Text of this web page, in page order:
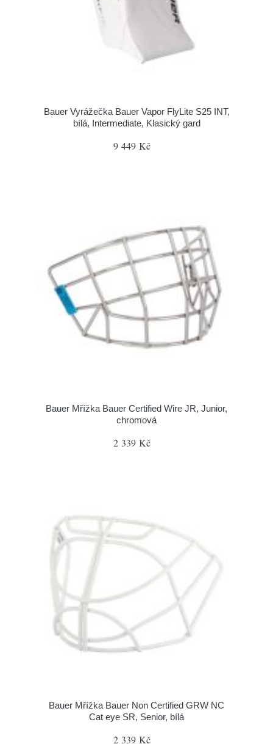
Bauer Vyrážečka Bauer Vapor FlyLite S25 INT,
bílá, Intermediate, Klasický gard
9 449 Kč
Bauer Mřížka Bauer Certified Wire JR, Junior,
chromová
2 339 Kč
Bauer Mřížka Bauer Non Certified GRW NC
Cat eye SR, Senior, bílá
2 339 Kč